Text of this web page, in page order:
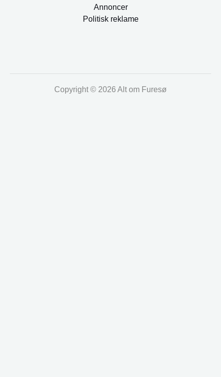
Annoncer
Politisk reklame
Copyright © 2026 Alt om Furesø